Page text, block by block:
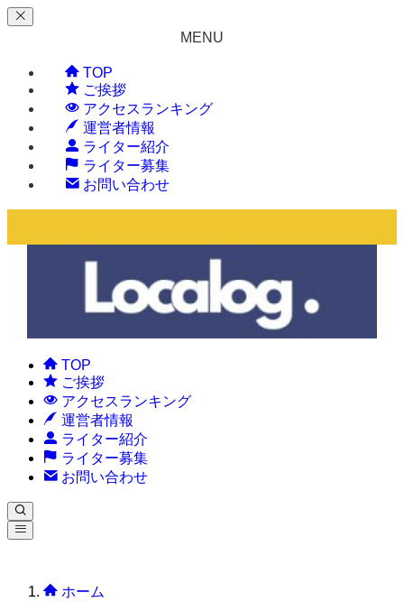
MENU
TOP
ご挨拶
アクセスランキング
運営者情報
ライター紹介
ライター募集
お問い合わせ
TOP
ご挨拶
アクセスランキング
運営者情報
ライター紹介
ライター募集
お問い合わせ
ホーム